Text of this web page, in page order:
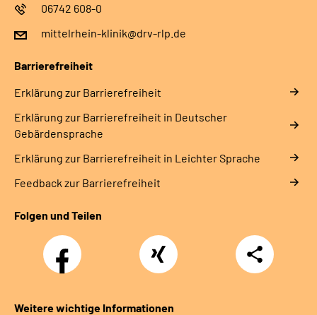
06742 608-0
mittelrhein-klinik@drv-rlp.de
Barrierefreiheit
Erklärung zur Barrierefreiheit
Erklärung zur Barrierefreiheit in Deutscher
Gebärdensprache
Erklärung zur Barrierefreiheit in Leichter Sprache
Feedback zur Barrierefreiheit
Folgen und Teilen
Facebook Xing
Teilen
Weitere wichtige Informationen